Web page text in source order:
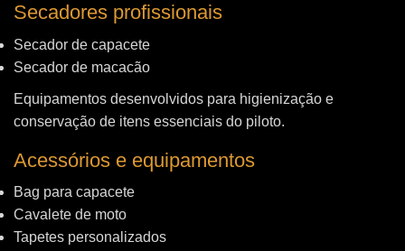
Secadores profissionais
Secador de capacete
Secador de macacão
Equipamentos desenvolvidos para higienização e
conservação de itens essenciais do piloto.
Acessórios e equipamentos
Bag para capacete
Cavalete de moto
Tapetes personalizados